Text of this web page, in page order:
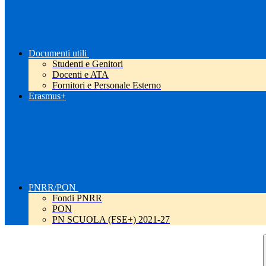
Documenti utili
Studenti e Genitori
Docenti e ATA
Fornitori e Personale Esterno
Erasmus+
PNRR/PON
Fondi PNRR
PON
PN SCUOLA (FSE+) 2021-27